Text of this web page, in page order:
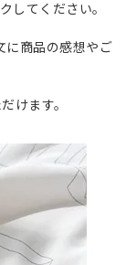
してください。
に商品の感想やご
けます。